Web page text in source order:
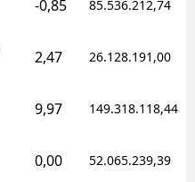
-0,85 85.536.212,74
2,47 26.128.191,00
9,97 149.318.118,44
0,00 52.065.239,39